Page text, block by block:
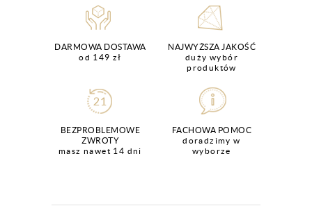
DARMOWA DOSTAWA
od 149 zł
NAJWYŻSZA JAKOŚĆ
duży wybór
produktów
BEZPROBLEMOWE
ZWROTY
masz nawet 14 dni
FACHOWA POMOC
doradzimy w
wyborze